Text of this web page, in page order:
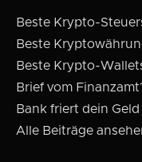
Beste Krypto-
Beste
Beste Krypto-
Brief vom
Bank friert dein Geld
Alle Beiträge